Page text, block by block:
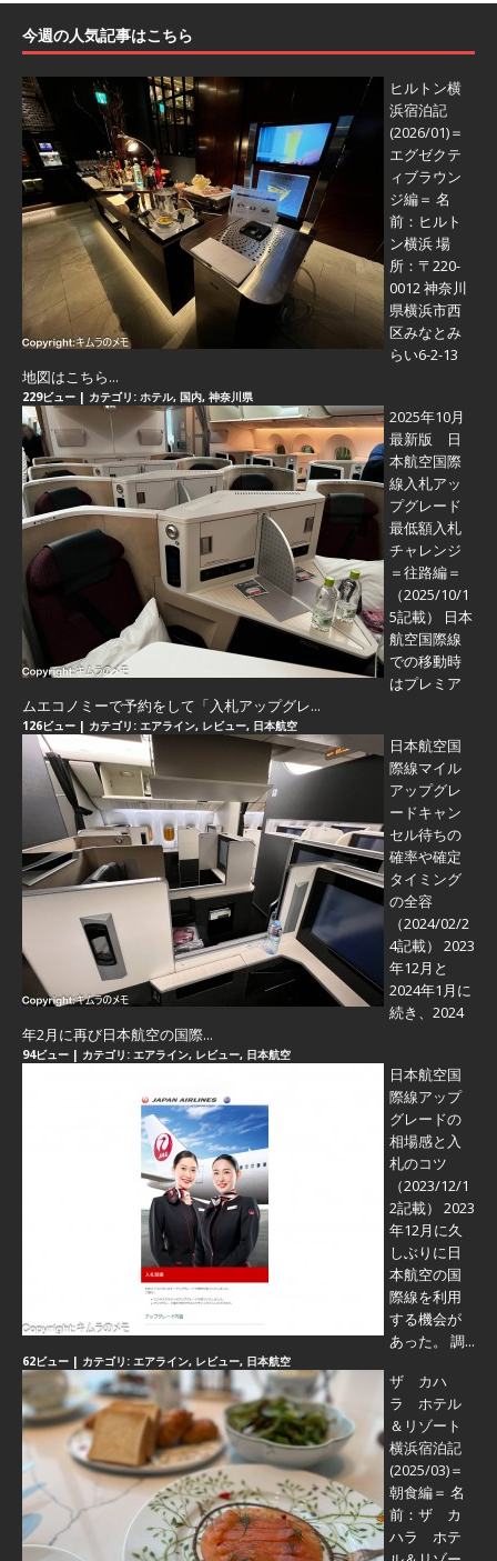
今週の人気記事はこちら
ヒルトン横
浜宿泊記
(2026/01)＝
エグゼクテ
ィブラウン
ジ編＝ 名
前：ヒルト
ン横浜 場
所：〒220-
0012 神奈川
県横浜市西
区みなとみ
らい6-2-13
地図はこちら...
229ビュー | カテゴリ: ホテル, 国内, 神奈川県
2025年10月
最新版 日
本航空国際
線入札アッ
プグレード
最低額入札
チャレンジ
＝往路編＝
（2025/10/1
5記載） 日本
航空国際線
での移動時
はプレミア
ムエコノミーで予約をして「入札アップグレ...
126ビュー | カテゴリ: エアライン, レビュー, 日本航空
日本航空国
際線マイル
アップグレ
ードキャン
セル待ちの
確率や確定
タイミング
の全容
（2024/02/2
4記載） 2023
年12月と
2024年1月に
続き、2024
年2月に再び日本航空の国際...
94ビュー | カテゴリ: エアライン, レビュー, 日本航空
日本航空国
際線アップ
グレードの
相場感と入
札のコツ
（2023/12/1
2記載） 2023
年12月に久
しぶりに日
本航空の国
際線を利用
する機会が
あった。 調...
62ビュー | カテゴリ: エアライン, レビュー, 日本航空
ザ カハ
ラ ホテル
＆リゾート
横浜宿泊記
(2025/03)＝
朝食編＝ 名
前：ザ カ
ハラ ホテ